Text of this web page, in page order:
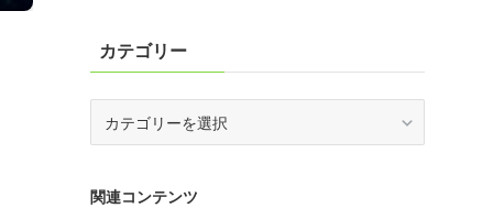
カテゴリー
ー
関連コンテンツ